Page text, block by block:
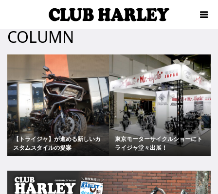
COLUMN
【トライジャ】が進める新しいカ
スタムスタイルの提案
東京モーターサイクルショーにト
ライジャ堂々出展！